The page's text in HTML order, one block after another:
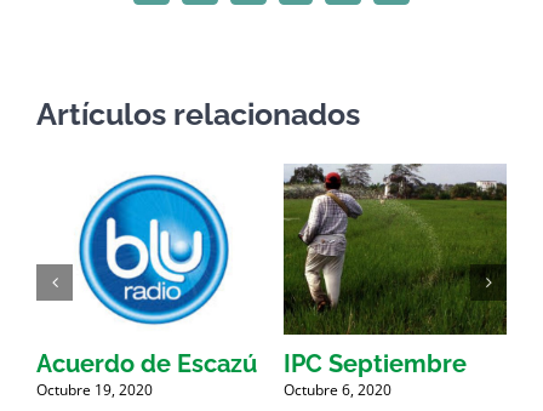
electrónico
Artículos relacionados
Acuerdo de Escazú
Octubre 19, 2020
IPC Septiembre
Octubre 6, 2020